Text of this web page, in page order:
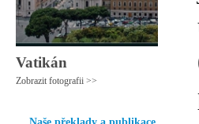
Vatikán
Zobrazit fotografii >>